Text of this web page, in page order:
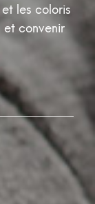
les coloris
convenir